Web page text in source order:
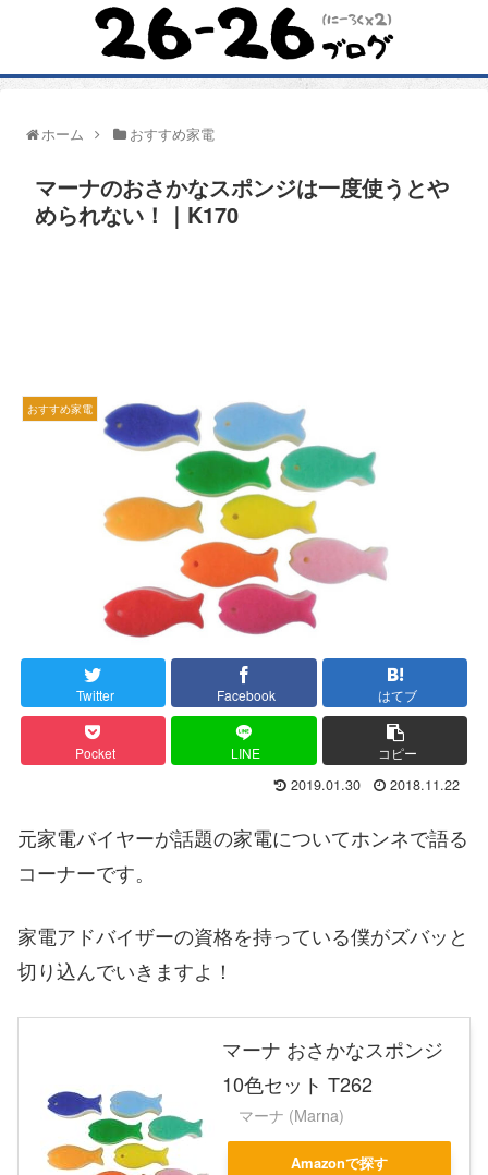
ホーム おすすめ家電
マーナのおさかなスポンジは一度使うとや
められない！｜K170
おすすめ家電
Twitter Facebook はてブ
Pocket LINE コピー
2019.01.30 2018.11.22
元家電バイヤーが話題の家電についてホンネで語る
コーナーです。
家電アドバイザーの資格を持っている僕がズバッと
切り込んでいきますよ！
マーナ おさかなスポンジ
10色セット T262
マーナ (Marna)
Amazonで探す